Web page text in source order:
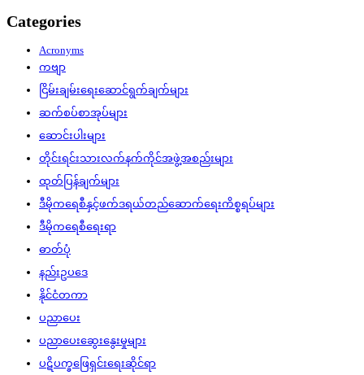
Categories
Acronyms
ကဗျာ
ငြိမ်းချမ်းရေးဆောင်ရွက်ချက်များ
ဆက်စပ်စာအုပ်များ
ဆောင်းပါးများ
တိုင်းရင်းသားလက်နက်ကိုင်အဖွဲ့အစည်းများ
ထုတ်ပြန်ချက်များ
ဒီမိုကရေစီနှင့်ဖက်ဒရယ်တည်ဆောက်‌ရေးကိစ္စရပ်များ
ဒီမိုကရေစီရေးရာ
ဓာတ်ပုံ
နည်းဥပဒေ
နိုင်ငံတကာ
ပညာပေး
ပညာပေးဆွေးနွေးမှုများ
ပဋိပက္ခဖြေရှင်းရေးဆိုင်ရာ